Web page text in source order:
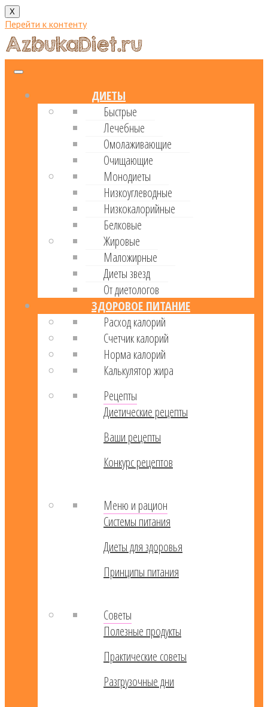
X
Перейти к контенту
ДИЕТЫ
Быстрые
Лечебные
Омолаживающие
Очищающие
Монодиеты
Низкоуглеводные
Низкокалорийные
Белковые
Жировые
Маложирные
Диеты звезд
От диетологов
ЗДОРОВОЕ ПИТАНИЕ
Расход калорий
Cчетчик калорий
Норма калорий
Калькулятор жира
Рецепты
Диетические рецепты
Ваши рецепты
Конкурс рецептов
Меню и рацион
Системы питания
Диеты для здоровья
Принципы питания
Советы
Полезные продукты
Практические советы
Разгрузочные дни